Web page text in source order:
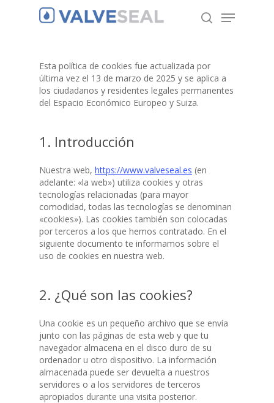
Hit enter to search or ESC to close
Esta política de cookies fue actualizada por
última vez el 13 de marzo de 2025 y se aplica a
los ciudadanos y residentes legales permanentes
del Espacio Económico Europeo y Suiza.
1. Introducción
Nuestra web, https://www.valveseal.es (en
adelante: «la web») utiliza cookies y otras
tecnologías relacionadas (para mayor
comodidad, todas las tecnologías se denominan
«cookies»). Las cookies también son colocadas
por terceros a los que hemos contratado. En el
siguiente documento te informamos sobre el
uso de cookies en nuestra web.
2. ¿Qué son las cookies?
Una cookie es un pequeño archivo que se envía
junto con las páginas de esta web y que tu
navegador almacena en el disco duro de su
ordenador u otro dispositivo. La información
almacenada puede ser devuelta a nuestros
servidores o a los servidores de terceros
apropiados durante una visita posterior.